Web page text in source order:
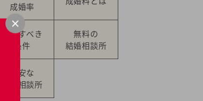
成婚率
提示すべき
条件
無料の
結婚相談所
格安な
結婚相談所